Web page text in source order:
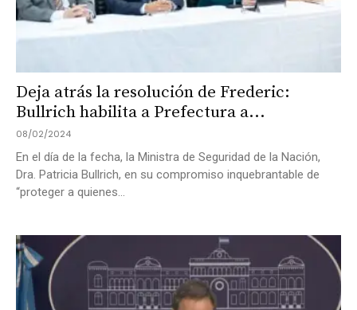
Deja atrás la resolución de Frederic:
Bullrich habilita a Prefectura a...
08/02/2024
En el día de la fecha, la Ministra de Seguridad de la Nación,
Dra. Patricia Bullrich, en su compromiso inquebrantable de
“proteger a quienes...